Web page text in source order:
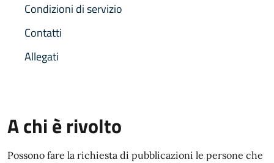
Condizioni di servizio
Contatti
Allegati
A chi è rivolto
Possono fare la richiesta di pubblicazioni le persone che